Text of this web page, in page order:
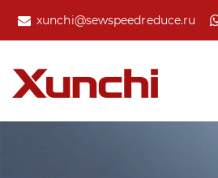
xunchi@sewspeedreduce.ru